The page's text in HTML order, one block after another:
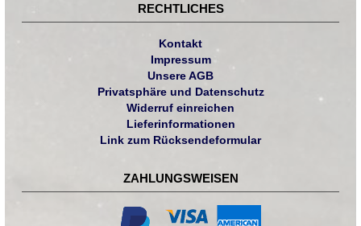
RECHTLICHES
Kontakt
Impressum
Unsere AGB
Privatsphäre und Datenschutz
Widerruf einreichen
Lieferinformationen
Link zum Rücksendeformular
ZAHLUNGSWEISEN